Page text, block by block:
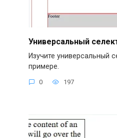
Универсальный
Изучите универсальный
примере.
0 197